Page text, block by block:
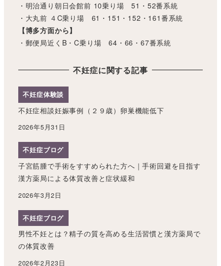
・明治通り朝日会館前 10乗り場 51・52番系統
・大丸前 ４C乗り場 61・151・152・161番系統
【博多方面から】
・郵便局近くB・C乗り場 64・66・67番系統
不妊症に関する記事
不妊症体験談
不妊症相談妊娠事例（２９歳）卵巣機能低下
2026年5月31日
不妊症ブログ
子宮筋腫で手術をすすめられた方へ｜手術回避を目指す
漢方薬局による体質改善と症状緩和
2026年3月2日
不妊症ブログ
男性不妊とは？精子の質を高める生活習慣と漢方薬局で
の体質改善
2026年2月23日